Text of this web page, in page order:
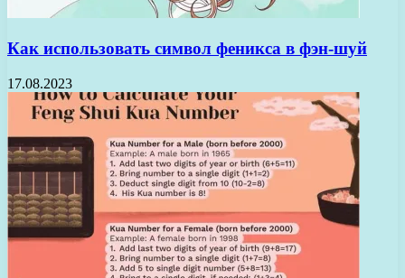
Как использовать символ феникса в фэн-шуй
17.08.2023